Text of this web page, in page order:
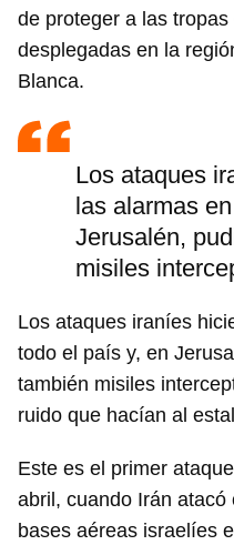
Guardar como favorito
Para poder guardar
iniciar sesión con tu
de proteger a las
desplegadas en la
Blanca.
Los ataques
las alarmas
Jerusalén,
misiles
Los ataques iraníes
todo el país y, en
también misiles
ruido que hacían al
Este es el primer
abril, cuando Irán
bases aéreas israelíes